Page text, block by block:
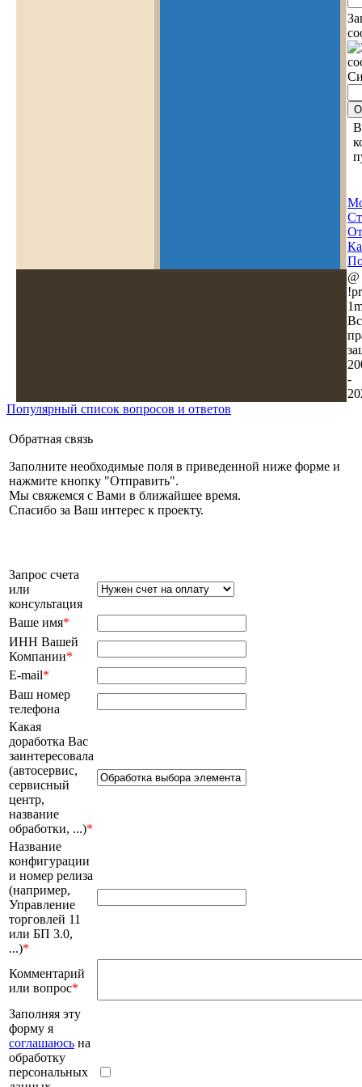
@
-
Популярный список вопросов и ответов
Обратная связь
Заполните необходимые поля в приведенной ниже форме и
нажмите кнопку "Отправить".
Мы свяжемся с Вами в ближайшее время.
Спасибо за Ваш интерес к проекту.
Запрос счета
или
консультация
Ваше имя*
ИНН Вашей
Компании*
E-mail*
Ваш номер
телефона
Какая
доработка Вас
заинтересовала
(автосервис,
сервисный
центр,
название
обработки, ...)*
Название
конфигурации
и номер релиза
(например,
Управление
торговлей 11
или БП 3.0,
...)*
Комментарий
или вопрос*
Заполняя эту
форму я
соглашаюсь на
обработку
персональных